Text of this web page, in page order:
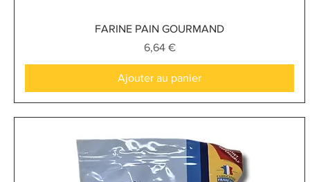
Aperçu rapide
FARINE PAIN GOURMAND
Prix
6,64 €
Ajouter au panier